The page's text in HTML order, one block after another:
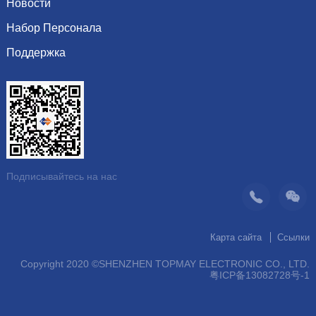
Система
операция
контакт
сопротивление
индуктор Inductor
Почетная грамота
Новости
Показать информацию
Динамика компании
Набор Персонала
Последние вакансии
Поддержка
Скачать каталог
Подписывайтесь на нас
Карта сайта Ссылки
Copyright 2020 ©SHENZHEN TOPMAY ELECTRONIC CO., LTD.
粤ICP备13082728号-1